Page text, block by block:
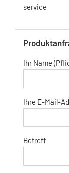
service
Ihr Name
Ihre E-Mail-
Betreff